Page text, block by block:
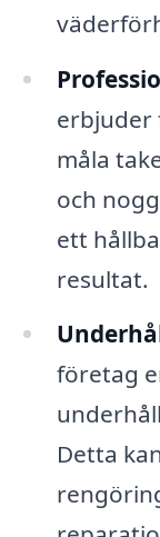
erbjuder
måla
och
ett
resultat.
företag
Detta